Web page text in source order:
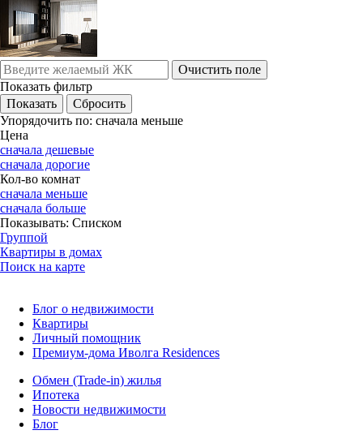
Очистить поле
Показать фильтр
Упорядочить по: сначала меньше
Цена
сначала дешевые
сначала дорогие
Кол-во комнат
сначала меньше
сначала больше
Показывать: Списком
Группой
Квартиры в домах
Поиск на карте
Блог о недвижимости
Квартиры
Личный помощник
Премиум-дома Иволга Residences
Обмен (Trade-in) жилья
Ипотека
Новости недвижимости
Блог